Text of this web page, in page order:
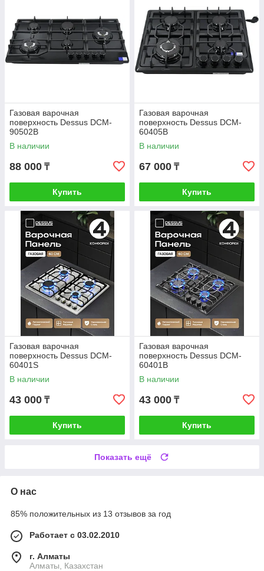
Газовая варочная
поверхность Dessus DCM-
90502B
В наличии
88 000 ₸
Купить
Газовая варочная
поверхность Dessus DCM-
60405B
В наличии
67 000 ₸
Купить
Газовая варочная
поверхность Dessus DCM-
60401S
В наличии
43 000 ₸
Купить
Газовая варочная
поверхность Dessus DCM-
60401B
В наличии
43 000 ₸
Купить
Показать ещё
О нас
85% положительных из 13 отзывов за год
Работает с 03.02.2010
г. Алматы
Алматы, Казахстан